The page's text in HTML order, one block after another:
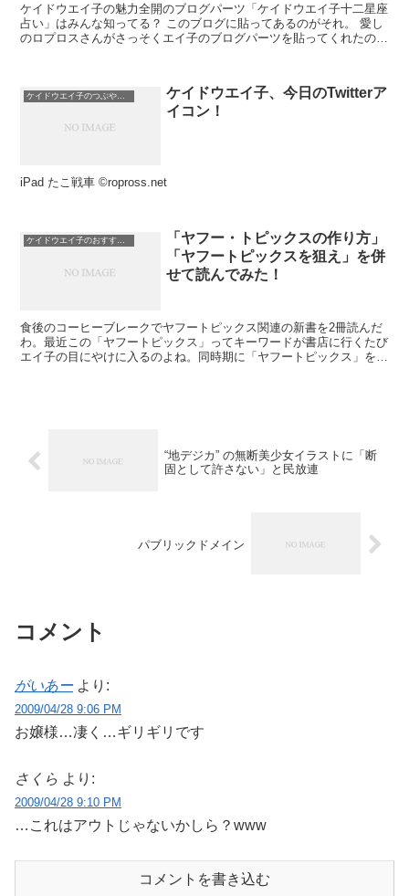
ケイドウエイ子の魅力全開のブログパーツ「ケイドウエイ子十二星座
占い」はみんな知ってる？ このブログに貼ってあるのがそれ。 愛し
のロプロスさんがさっそくエイ子のブログパーツを貼ってくれたの。
ケイドウエイ子のつぶやき日記
ケイドウエイ子、今日のTwitterア
イコン！
iPad たこ戦車 ©ropross.net
ケイドウエイ子のおすすめ本
「ヤフー・トピックスの作り方」
「ヤフートピックスを狙え」を併
せて読んでみた！
食後のコーヒーブレークでヤフートピックス関連の新書を2冊読んだ
わ。最近この「ヤフートピックス」ってキーワードが書店に行くたび
エイ子の目にやけに入るのよね。同時期に「ヤフートピックス」を扱
“地デジカ” の無断美少女イラストに「断
固として許さない」と民放連
パブリックドメイン
コメント
がいあー より:
2009/04/28 9:06 PM
お嬢様…凄く…ギリギリです
さくら より:
2009/04/28 9:10 PM
…これはアウトじゃないかしら？www
コメントを書き込む